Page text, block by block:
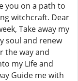
you on a path to
witchcraft. Dear
Take away my
soul and renew
the way and
my Life and
Guide me with